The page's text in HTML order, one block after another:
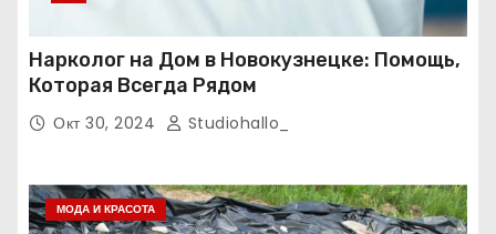
Нарколог на Дом в Новокузнецке: Помощь,
Которая Всегда Рядом
Окт 30, 2024 Studiohallo_
МОДА И КРАСОТА